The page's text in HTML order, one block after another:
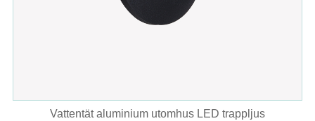
Vattentät aluminium utomhus LED trappljus